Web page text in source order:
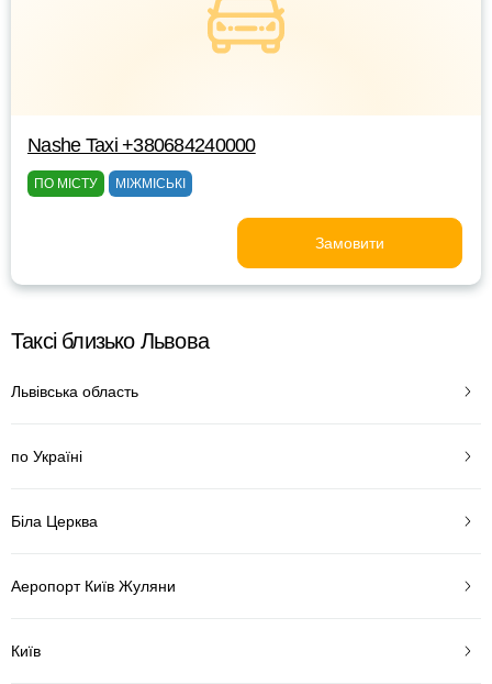
Nashe Taxi +380684240000
ПО МІСТУ МІЖМІСЬКІ
Замовити
Таксі близько Львова
Львівська область
по Україні
Біла Церква
Аеропорт Київ Жуляни
Київ